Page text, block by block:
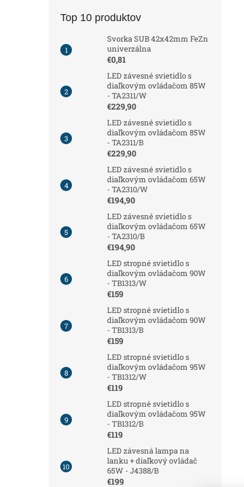
Top 10 produktov
Svorka SUB 42x42mm FeZn
univerzálna
€0,81
LED závesné svietidlo s
diaľkovým ovládačom 85W
- TA2311/W
€229,90
LED závesné svietidlo s
diaľkovým ovládačom 85W
- TA2311/B
€229,90
LED závesné svietidlo s
diaľkovým ovládačom 65W
- TA2310/W
€194,90
LED závesné svietidlo s
diaľkovým ovládačom 65W
- TA2310/B
€194,90
LED stropné svietidlo s
diaľkovým ovládačom 90W
- TB1313/W
€159
LED stropné svietidlo s
diaľkovým ovládačom 90W
- TB1313/B
€159
LED stropné svietidlo s
diaľkovým ovládačom 95W
- TB1312/W
€119
LED stropné svietidlo s
diaľkovým ovládačom 95W
- TB1312/B
€119
LED závesná lampa na
lanku + diaľkový ovládač
65W - J4388/B
€199